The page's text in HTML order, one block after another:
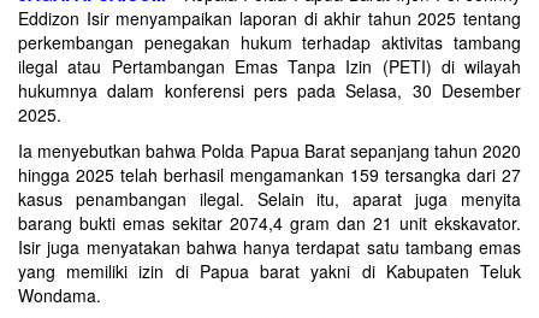
Eddizon Isir menyampaikan laporan di akhir tahun 2025 tentang
perkembangan penegakan hukum terhadap aktivitas tambang
ilegal atau Pertambangan Emas Tanpa Izin (PETI) di wilayah
hukumnya dalam konferensi pers pada Selasa, 30 Desember
2025.
Ia menyebutkan bahwa Polda Papua Barat sepanjang tahun 2020
hingga 2025 telah berhasil mengamankan 159 tersangka dari 27
kasus penambangan ilegal. Selain itu, aparat juga menyita
barang bukti emas sekitar 2074,4 gram dan 21 unit ekskavator.
Isir juga menyatakan bahwa hanya terdapat satu tambang emas
yang memiliki izin di Papua barat yakni di Kabupaten Teluk
Wondama.